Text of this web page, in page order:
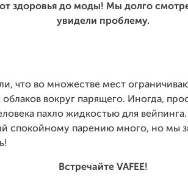
от здоровья до моды! Мы долго
увидели проблему.
что во множестве мест
облаков вокруг парящего. Иногда,
пахло жидкостью для
спокойному парению много, но мы
Встречайте VAFEE!